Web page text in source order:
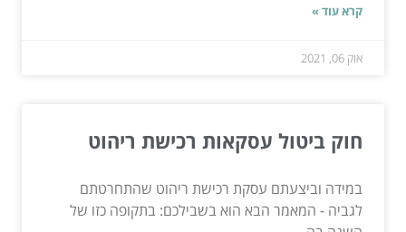
קרא עוד »
אוק 06, 2021
חוק ביטול עסקאות רכישת ריהוט
במידה וביצעתם עסקת רכישת ריהוט שהתחרטתם
לגביה - המאמר הבא הוא בשבילכם: בתקופה כזו של